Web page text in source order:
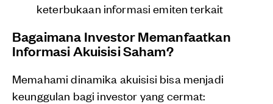
keterbukaan informasi emiten terkait
Bagaimana Investor Memanfaatkan
Informasi Akuisisi Saham?
Memahami dinamika akuisisi bisa menjadi
keunggulan bagi investor yang cermat: